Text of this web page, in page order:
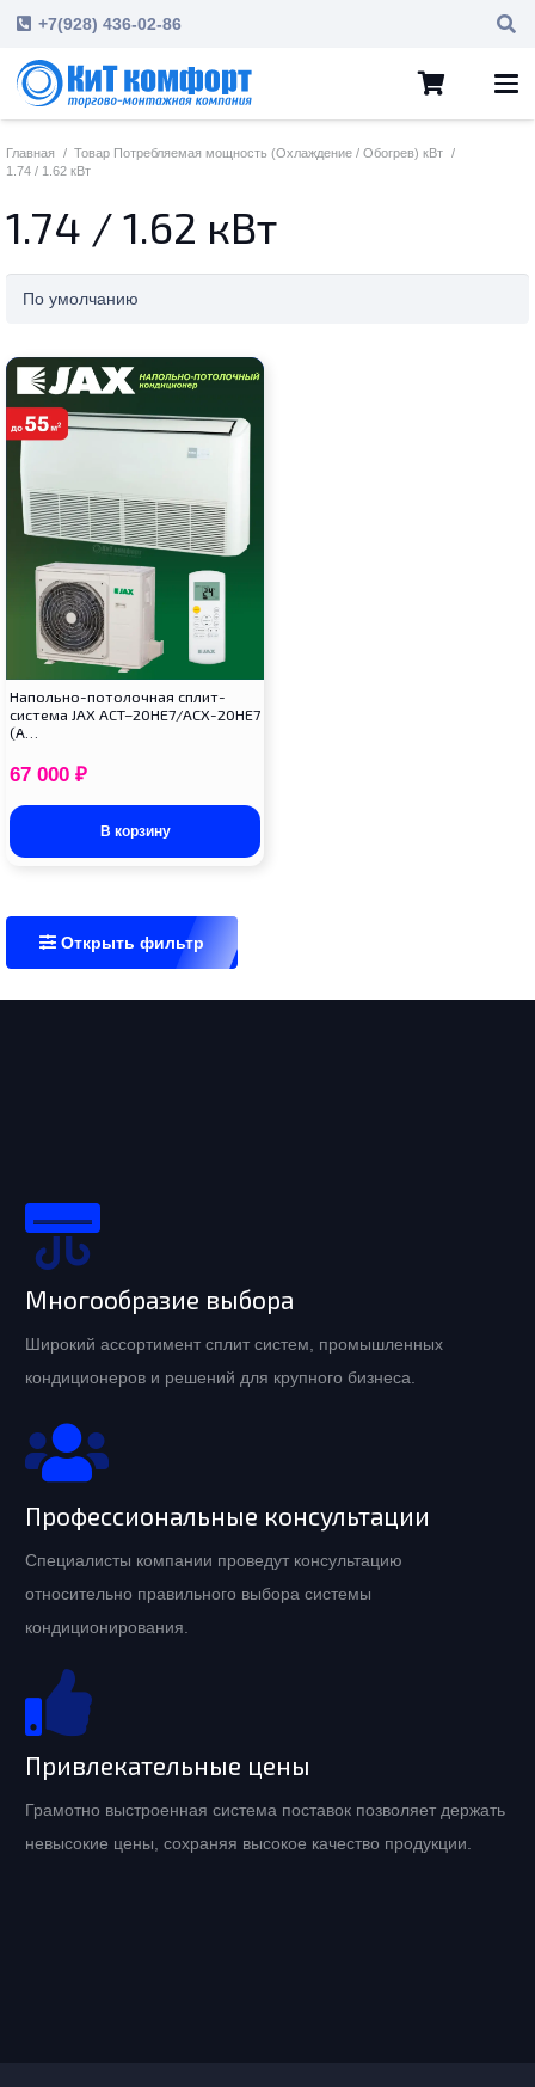
+7(928) 436-02-86
Главная / Товар Потребляемая мощность (Охлаждение / Обогрев) кВт /
1.74 / 1.62 кВт
1.74 / 1.62 кВт
Напольно-потолочная сплит-
система JAX ACT–20HE7/ACX-20HE7
(A…
67 000 ₽
В корзину
Открыть фильтр
Многообразие выбора
Широкий ассортимент сплит систем, промышленных
кондиционеров и решений для крупного бизнеса.
Профессиональные консультации
Специалисты компании проведут консультацию
относительно правильного выбора системы
кондиционирования.
Привлекательные цены
Грамотно выстроенная система поставок позволяет держать
невысокие цены, сохраняя высокое качество продукции.